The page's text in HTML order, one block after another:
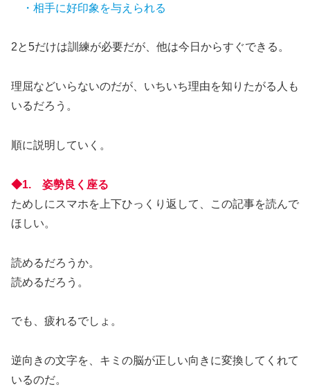
・相手に好印象を与えられる
2と5だけは訓練が必要だが、他は今日からすぐできる。
理屈などいらないのだが、いちいち理由を知りたがる人も
いるだろう。
順に説明していく。
◆1. 姿勢良く座る
ためしにスマホを上下ひっくり返して、この記事を読んで
ほしい。
読めるだろうか。
読めるだろう。
でも、疲れるでしょ。
逆向きの文字を、キミの脳が正しい向きに変換してくれて
いるのだ。